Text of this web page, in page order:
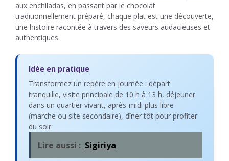
aux enchiladas, en passant par le chocolat
traditionnellement préparé, chaque plat est une découverte,
une histoire racontée à travers des saveurs audacieuses et
authentiques.
Idée en pratique
Transformez un repère en journée : départ
tranquille, visite principale de 10 h à 13 h, déjeuner
dans un quartier vivant, après-midi plus libre
(marche ou site secondaire), dîner tôt pour profiter
du soir.
Lire aussi : Sigiriya